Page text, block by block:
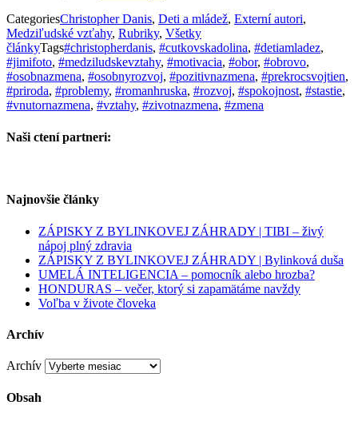
CategoriesChristopher Danis, Deti a mládež, Externí autori,
Medziľudské vzťahy, Rubriky, Všetky
článkyTags#christopherdanis, #cutkovskadolina, #detiamladez,
#jimifoto, #medziludskevztahy, #motivacia, #obor, #obrovo,
#osobnazmena, #osobnyrozvoj, #pozitivnazmena, #prekrocsvojtien,
#priroda, #problemy, #romanhruska, #rozvoj, #spokojnost, #stastie,
#vnutornazmena, #vztahy, #zivotnazmena, #zmena
Naši ctení partneri:
Najnovšie články
ZÁPISKY Z BYLINKOVEJ ZÁHRADY | TIBI – živý
nápoj plný zdravia
ZÁPISKY Z BYLINKOVEJ ZÁHRADY | Bylinková duša
UMELÁ INTELIGENCIA – pomocník alebo hrozba?
HONDURAS – večer, ktorý si zapamätáme navždy
Voľba v živote človeka
Archív
Archív
Obsah